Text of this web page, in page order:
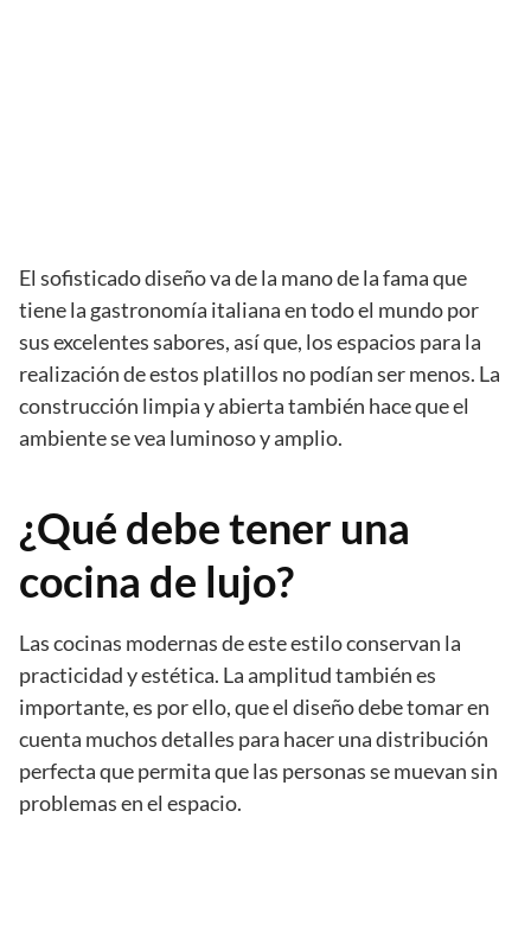
El sofisticado diseño va de la mano de la fama que
tiene la gastronomía italiana en todo el mundo por
sus excelentes sabores, así que, los espacios para la
realización de estos platillos no podían ser menos. La
construcción limpia y abierta también hace que el
ambiente se vea luminoso y amplio.
¿Qué debe tener una
cocina de lujo?
Las cocinas modernas de este estilo conservan la
practicidad y estética. La amplitud también es
importante, es por ello, que el diseño debe tomar en
cuenta muchos detalles para hacer una distribución
perfecta que permita que las personas se muevan sin
problemas en el espacio.